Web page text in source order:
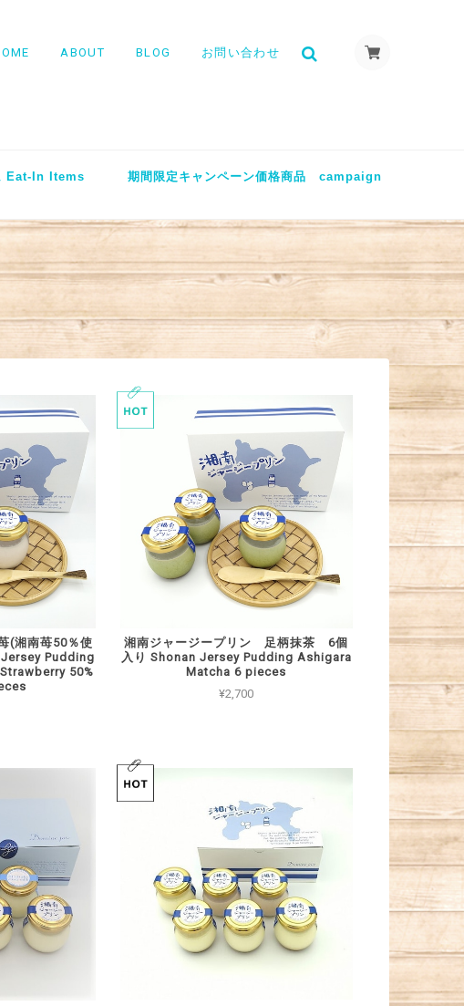
ABOUT BLOG お問い合わせ
Eat-In Items 期間限定キャンペーン価格商品 campaign
(湘南苺50％使
Pudding
50%
湘南ジャージープリン 足柄抹茶 6個
入り Shonan Jersey Pudding Ashigara
Matcha 6 pieces
¥2,700